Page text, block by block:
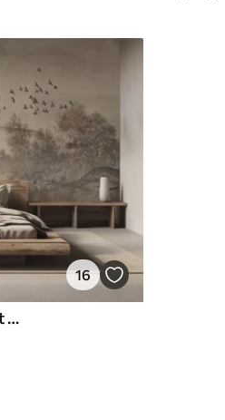
16
Teksturert vintagelandskap med et tre nær en elv og en overskyet himmel, naturkunst i sepiatoner